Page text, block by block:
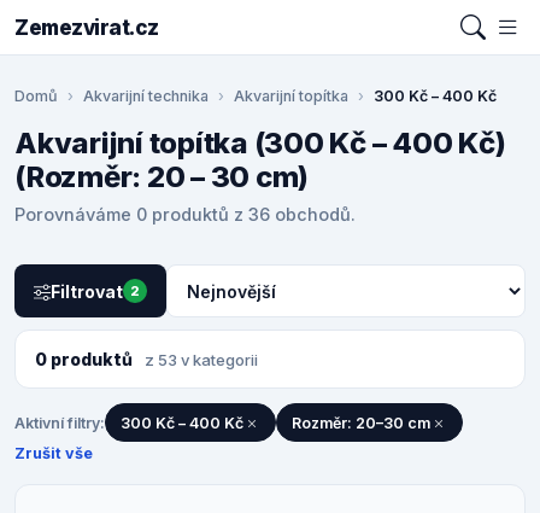
Zemezvirat.cz
Domů Akvarijní technika Akvarijní topítka 300 Kč – 400 Kč
Akvarijní topítka (300 Kč – 400 Kč)
(Rozměr: 20 – 30 cm)
Porovnáváme 0 produktů z 36 obchodů.
Filtrovat 2
0 produktů z 53 v kategorii
Aktivní filtry: 300 Kč – 400 Kč
Rozměr: 20–30 cm
Zrušit vše